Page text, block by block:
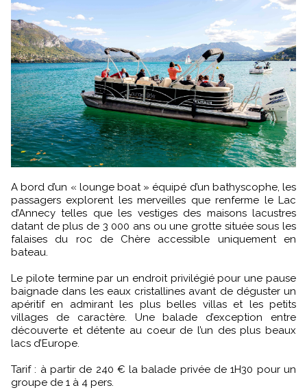
A bord d’un « lounge boat » équipé d’un bathyscophe, les
passagers explorent les merveilles que renferme le Lac
d’Annecy telles que les vestiges des maisons lacustres
datant de plus de 3 000 ans ou une grotte située sous les
falaises du roc de Chère accessible uniquement en
bateau.
Le pilote termine par un endroit privilégié pour une pause
baignade dans les eaux cristallines avant de déguster un
apéritif en admirant les plus belles villas et les petits
villages de caractère. Une balade d’exception entre
découverte et détente au coeur de l’un des plus beaux
lacs d’Europe.
Tarif : à partir de 240 € la balade privée de 1H30 pour un
groupe de 1 à 4 pers.